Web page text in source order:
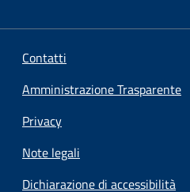
Contatti
Amministrazione Trasparente
Privacy
Note legali
Dichiarazione di accessibilità